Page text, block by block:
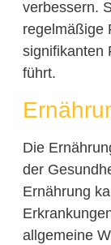
verbessern.
regelmäßige
signifikanten
führt.
Die
der
Ernährung
allgemeine